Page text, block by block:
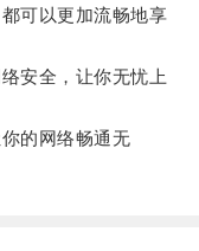
可以更加流畅地享
安全，让你无忧上
的网络畅通无